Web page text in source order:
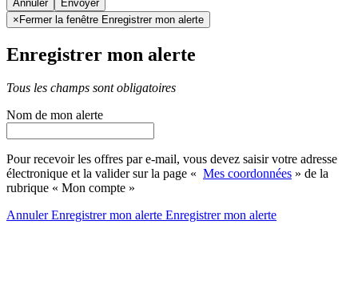
Annuler
×Fermer la fenêtre Enregistrer mon alerte
Enregistrer mon alerte
Tous les champs sont obligatoires
Nom de mon alerte
Pour recevoir les offres par e-mail, vous devez saisir votre adresse
électronique et la valider sur la page « Mes coordonnées » de la
rubrique « Mon compte »
AnnulerEnregistrer mon alerte Enregistrermon alerte